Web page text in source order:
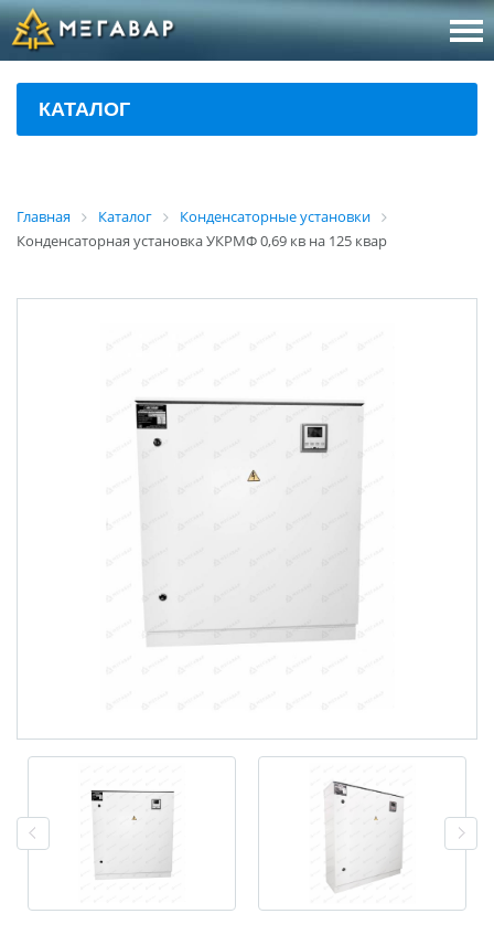
8
КАТАЛОГ
Главная Каталог
Конденсаторные установки
Конденсаторная установка УКРМФ 0,69 кв на 125 квар